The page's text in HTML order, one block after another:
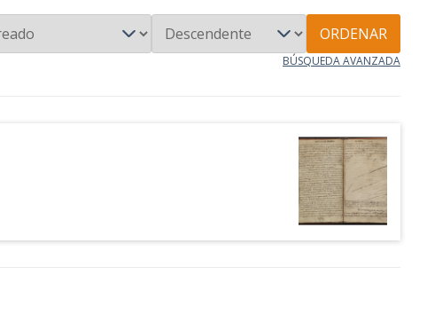
ORDENAR
BÚSQUEDA AVANZADA